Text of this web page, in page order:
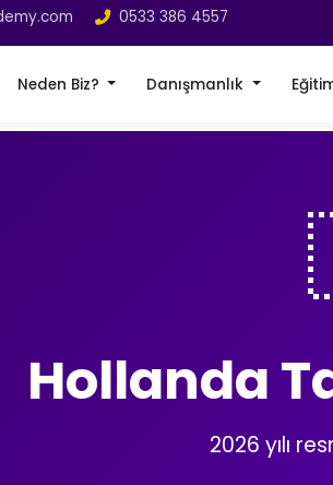
0533 386 4557
Neden Biz? Danışmanlık
Hollanda
2026 yılı